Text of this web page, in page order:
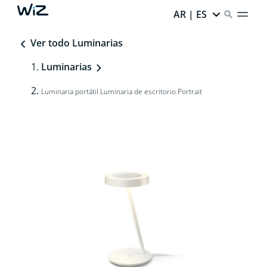
AR | ES
Ver todo Luminarias
Luminarias
Luminaria portátil Luminaria de escritorio Portrait